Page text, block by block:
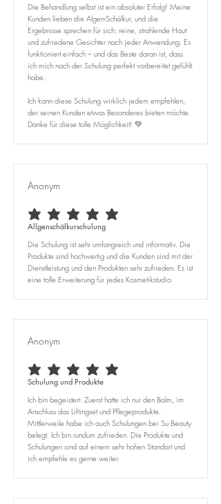
Die Behandlung selbst ist ein absoluter Erfolg! Meine
Kunden lieben die Algen-Schälkur, und die
Ergebnisse sprechen für sich: reine, strahlende Haut
und zufriedene Gesichter nach jeder Anwendung. Es
funktioniert einfach – und das Beste daran ist, dass
ich mich nach der Schulung perfekt vorbereitet gefühlt
habe.
Ich kann diese Schulung wirklich jedem empfehlen,
der seinen Kunden etwas Besonderes bieten möchte.
Danke für diese tolle Möglichkeit! 💚
Anonym
average rating is 5 out of 5
Allgenschälkurschulung
Die Schulung ist sehr umfangreich und informativ. Die
Produkte sind hochwertig und die Kunden sind mit der
Dienstleistung und den Produkten sehr zufrieden. Es ist
eine tolle Erweiterung für jedes Kosmetikstudio
Anonym
average rating is 5 out of 5
Schulung und Produkte
Ich bin begeistert. Zuerst hatte ich nur den Balm, im
Anschluss das Liftingset und Pflegeprodukte.
Mittlerweile habe ich auch Schulungen bei Su Beauty
belegt. Ich bin rundum zufrieden. Die Produkte und
Schulungen sind auf einem sehr hohen Standart und
ich empfehle es gerne weiter.